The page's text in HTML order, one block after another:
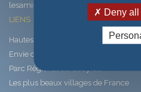
LIENS
Hautes-Alpes, les Alpes latines
Envie de Queyras
Parc Régional du Queyras
Les plus beaux villages de France
Deny